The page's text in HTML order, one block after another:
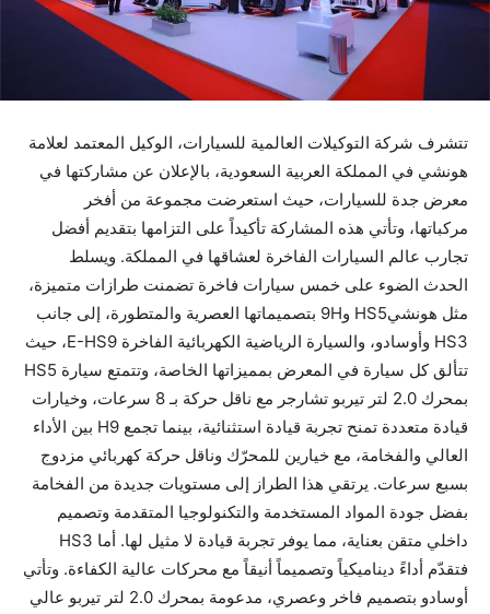
تتشرف شركة التوكيلات العالمية للسيارات، الوكيل المعتمد لعلامة
هونشي في المملكة العربية السعودية، بالإعلان عن مشاركتها في
معرض جدة للسيارات، حيث استعرضت مجموعة من أفخر
مركباتها، وتأتي هذه المشاركة تأكيداً على التزامها بتقديم أفضل
تجارب عالم السيارات الفاخرة لعشاقها في المملكة. ويسلط
الحدث الضوء على خمس سيارات فاخرة تضمنت طرازات متميزة،
مثل هونشيHS5 و9H بتصميماتها العصرية والمتطورة، إلى جانب
HS3 وأوسادو، والسيارة الرياضية الكهربائية الفاخرة E-HS9، حيث
تتألق كل سيارة في المعرض بمميزاتها الخاصة، وتتمتع سيارة HS5
بمحرك 2.0 لتر تيربو تشارجر مع ناقل حركة بـ 8 سرعات، وخيارات
قيادة متعددة تمنح تجربة قيادة استثنائية، بينما تجمع H9 بين الأداء
العالي والفخامة، مع خيارين للمحرّك وناقل حركة كهربائي مزدوج
بسبع سرعات. يرتقي هذا الطراز إلى مستويات جديدة من الفخامة
بفضل جودة المواد المستخدمة والتكنولوجيا المتقدمة وتصميم
داخلي متقن بعناية، مما يوفر تجربة قيادة لا مثيل لها. أما HS3
فتقدّم أداءً ديناميكياً وتصميماً أنيقاً مع محركات عالية الكفاءة. وتأتي
أوسادو بتصميم فاخر وعصري، مدعومة بمحرك 2.0 لتر تيربو عالي